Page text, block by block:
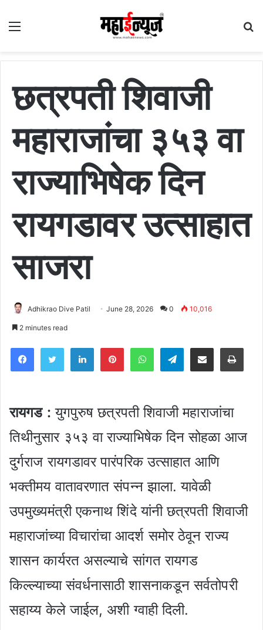
Menu
छत्रपती शिवाजी
महाराजांचा ३५३ वा
राज्याभिषेक दिन
रायगडावर उत्साहात
साजरा
Adhikrao Dive Patil June 28, 2026 0 10,016
2 minutes read
Facebook
TwitterLinkedInPinterestWhatsApp
Telegram
Share via Email
रायगड : युगपुरुष छत्रपती शिवाजी महाराजांचा
तिथीनुसार ३५३ वा राज्याभिषेक दिन सोहळा आज
दुर्गराज रायगडावर पारंपरिक उत्साहात आणि
भक्तीमय वातावरणात संपन्न झाला. यावेळी
उपमुख्यमंत्री एकनाथ शिंदे यांनी छत्रपती शिवाजी
महाराजांच्या विचारांचा आदर्श समोर ठेवून राज्य
शासन कार्यरत असल्याचे सांगत रायगड
किल्ल्याच्या संवर्धनासाठी शासनाकडून सर्वतोपरी
सहाय्य केले जाईल, अशी ग्वाही दिली.